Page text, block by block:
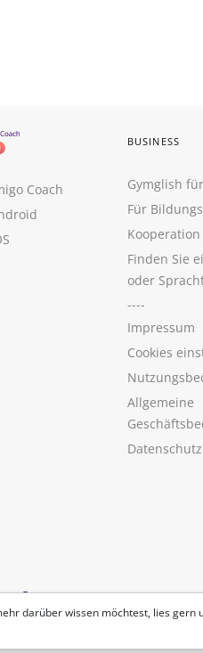
darüber wissen möchtest, lies gern
Coach
BUSINESS
Gymglish
Für
Kooperation
Finden Sie
oder
----
Impressum
Cookies
Allgemeine